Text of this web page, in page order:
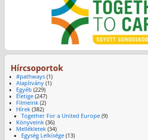
Hírcsoportok
#pathways(1)
Alapítvány(1)
Egyéb (229)
Életige(247)
Filmeink(2)
Hírek(382)
Together For a United Europe (9)
Könyveink(36)
Mellékletek(34)
Egység Lelkisége (13)